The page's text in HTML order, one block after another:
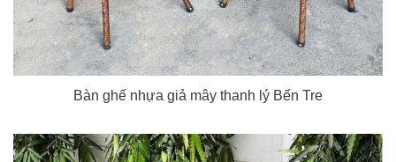
Bàn ghế nhựa giả mây thanh lý Bến Tre